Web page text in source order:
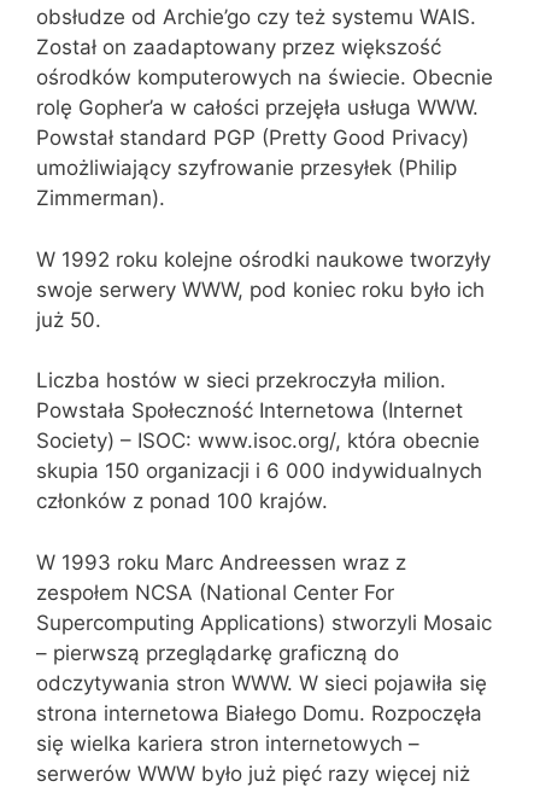
obsłudze od Archie’go czy też systemu WAIS.
Został on zaadaptowany przez większość
ośrodków komputerowych na świecie. Obecnie
rolę Gopher’a w całości przejęła usługa WWW.
Powstał standard PGP (Pretty Good Privacy)
umożliwiający szyfrowanie przesyłek (Philip
Zimmerman).
W 1992 roku kolejne ośrodki naukowe tworzyły
swoje serwery WWW, pod koniec roku było ich
już 50.
Liczba hostów w sieci przekroczyła milion.
Powstała Społeczność Internetowa (Internet
Society) – ISOC: www.isoc.org/, która obecnie
skupia 150 organizacji i 6 000 indywidualnych
członków z ponad 100 krajów.
W 1993 roku Marc Andreessen wraz z
zespołem NCSA (National Center For
Supercomputing Applications) stworzyli Mosaic
– pierwszą przeglądarkę graficzną do
odczytywania stron WWW. W sieci pojawiła się
strona internetowa Białego Domu. Rozpoczęła
się wielka kariera stron internetowych –
serwerów WWW było już pięć razy więcej niż